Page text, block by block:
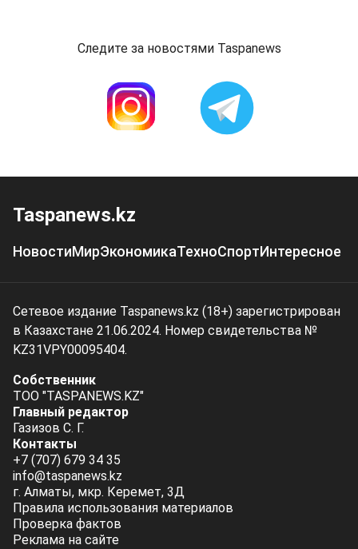
Следите за новостями Taspanews
Taspanews.kz
НовостиМирЭкономикаТехноСпортИнтересное
Сетевое издание Taspanews.kz (18+) зарегистрирован
в Казахстане 21.06.2024. Номер свидетельства №
KZ31VPY00095404.
Собственник
ТОО "TASPANEWS.KZ"
Главный редактор
Газизов С. Г.
Контакты
+7 (707) 679 34 35
info@taspanews.kz
г. Алматы, мкр. Керемет, 3Д
Правила использования материалов
Проверка фактов
Реклама на сайте